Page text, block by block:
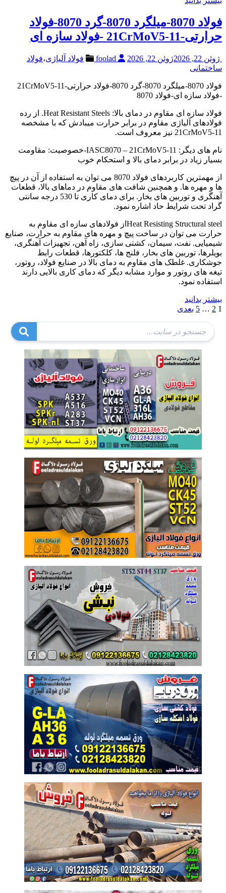
فولاد 8070-میلگرد 8070-گرد 8070-فولاد
حرارتی-21CrMoV5-11 -فولاد سازه ای
ژوئن 22, 2026 ژوئن 22, 2026 فولاد آلیاژی،فولاد
ساختمانی
فولاد 8070-میلگرد 8070-گرد 8070-فولاد حرارتی-21CrMoV5-11
-فولاد سازه ای-فولاد 8070
فولاد سازه ای مقاوم در دمای بالا: Heat Resistant Steels. از رده
فولادهای آلیاژی مقاوم در برابر حرارت میبادش که با مشخصه
21CrMoV5-11 نیز معروف است.
نام های دیگر: IASC8070 – 21CrMoV5-11-خصوصیت: مقاومت
بسیار زیاد در برابر دمای بالا و استحکام خوب
از مهمترین کاربردهای فولاد 8070 می توان به استفاده از آن در پیچ
ها و مهره ها. و همچنین شافت های مقاوم در دماهای بالا، قطعات
آهنگری و توربین های بخار. برای دمای کاری تا 530 درجه سانتی
گراد تحت شرایط حاد اشاره نمود.
Heat Resisting Structural steelاز فولادهای سازه ای مقاوم به
حرارت می توان در ساخت پیچ و مهره های مقاوم به حرارت، صنایع
شیمیایی. نفت، سیمان، کشتی سازی، زاه آهن، تجهیزات آهنگری،
بویلرها، توربین های بخار، فلنج ها، کلکتورها، قطعات رابط
جوشکاری. غلطک های مقاوم به دمای بالا در صنایع فولاد، روتور،
تیغه های روتور و موارد مشابه دیگر که دمای کاری بالایی دارند
استفاده نمود.
بیشتر بدانید
صفحه‌بندی
نوشته‌ها
1
2
…
5 بعدی